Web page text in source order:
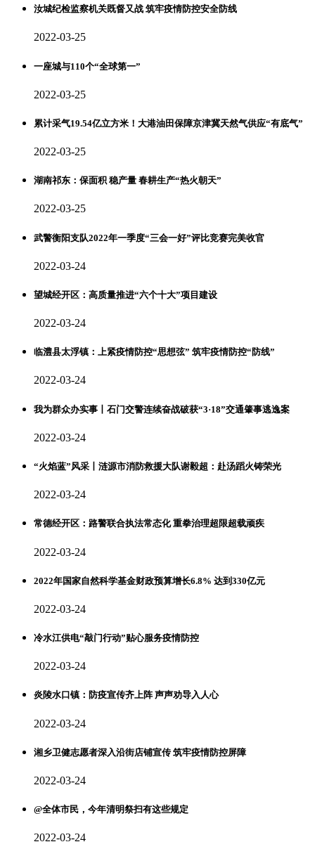
汝城纪检监察机关既督又战 筑牢疫情防控安全防线
2022-03-25
一座城与110个“全球第一”
2022-03-25
累计采气19.54亿立方米！大港油田保障京津冀天然气供应“有底气”
2022-03-25
湖南祁东：保面积 稳产量 春耕生产“热火朝天”
2022-03-25
武警衡阳支队2022年一季度“三会一好”评比竞赛完美收官
2022-03-24
望城经开区：高质量推进“六个十大”项目建设
2022-03-24
临澧县太浮镇：上紧疫情防控“思想弦” 筑牢疫情防控“防线”
2022-03-24
我为群众办实事丨石门交警连续奋战破获“3·18”交通肇事逃逸案
2022-03-24
“火焰蓝”风采丨涟源市消防救援大队谢毅超：赴汤蹈火铸荣光
2022-03-24
常德经开区：路警联合执法常态化 重拳治理超限超载顽疾
2022-03-24
2022年国家自然科学基金财政预算增长6.8% 达到330亿元
2022-03-24
冷水江供电“敲门行动”贴心服务疫情防控
2022-03-24
炎陵水口镇：防疫宣传齐上阵 声声劝导入人心
2022-03-24
湘乡卫健志愿者深入沿街店铺宣传 筑牢疫情防控屏障
2022-03-24
@全体市民，今年清明祭扫有这些规定
2022-03-24